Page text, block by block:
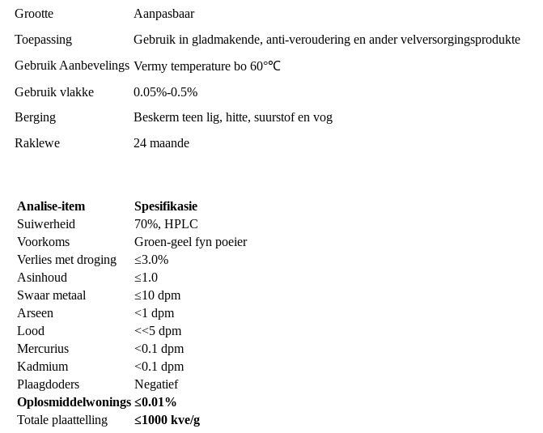
Grootte
Aanpasbaar
Toepassing
Gebruik in gladmakende, anti-veroudering en ander velversorgingsprodukte
Gebruik Aanbevelings Vermy temperature bo 60°℃
Gebruik vlakke
0.05%-0.5%
Berging
Beskerm teen lig, hitte, suurstof en vog
Raklewe
24 maande
Analise-item
Spesifikasie
Suiwerheid
70%, HPLC
Voorkoms
Groen-geel fyn poeier
Verlies met droging
≤3.0%
Asinhoud
≤1.0
Swaar metaal
≤10 dpm
Arseen
<1 dpm
Lood
<<5 dpm
Mercurius
<0.1 dpm
Kadmium
<0.1 dpm
Plaagdoders
Negatief
Oplosmiddelwonings ≤0.01%
Totale plaattelling
≤1000 kve/g